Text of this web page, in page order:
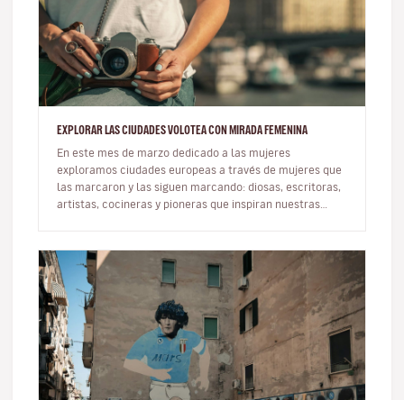
EXPLORAR LAS CIUDADES VOLOTEA CON MIRADA FEMENINA
En este mes de marzo dedicado a las mujeres
exploramos ciudades europeas a través de mujeres que
las marcaron y las siguen marcando: diosas, escritoras,
artistas, cocineras y pioneras que inspiran nuestras